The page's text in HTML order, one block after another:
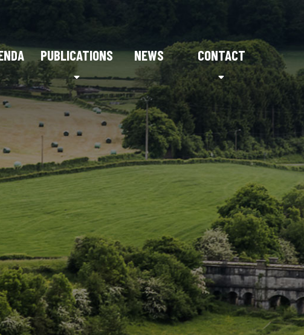
PUBLICATIONS NEWS CONTACT